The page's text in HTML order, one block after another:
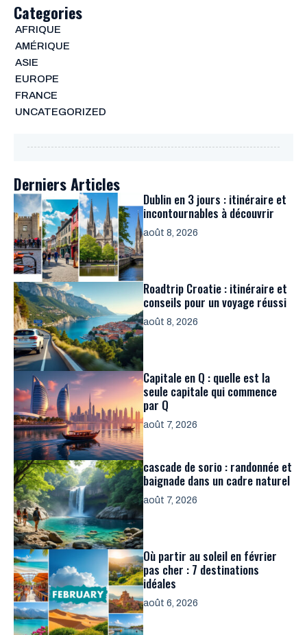
Categories
AFRIQUE
AMÉRIQUE
ASIE
EUROPE
FRANCE
UNCATEGORIZED
Derniers Articles
Dublin en 3 jours : itinéraire et
incontournables à découvrir
août 8, 2026
Roadtrip Croatie : itinéraire et
conseils pour un voyage réussi
août 8, 2026
Capitale en Q : quelle est la
seule capitale qui commence
par Q
août 7, 2026
cascade de sorio : randonnée et
baignade dans un cadre naturel
août 7, 2026
Où partir au soleil en février
pas cher : 7 destinations
idéales
août 6, 2026